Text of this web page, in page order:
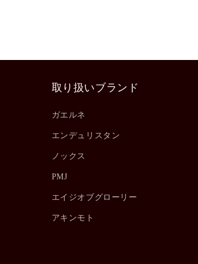
取り扱いブランド
ガエルネ
エンデュリスタン
ノックス
PMJ
エイジオブグローリー
アキンモト